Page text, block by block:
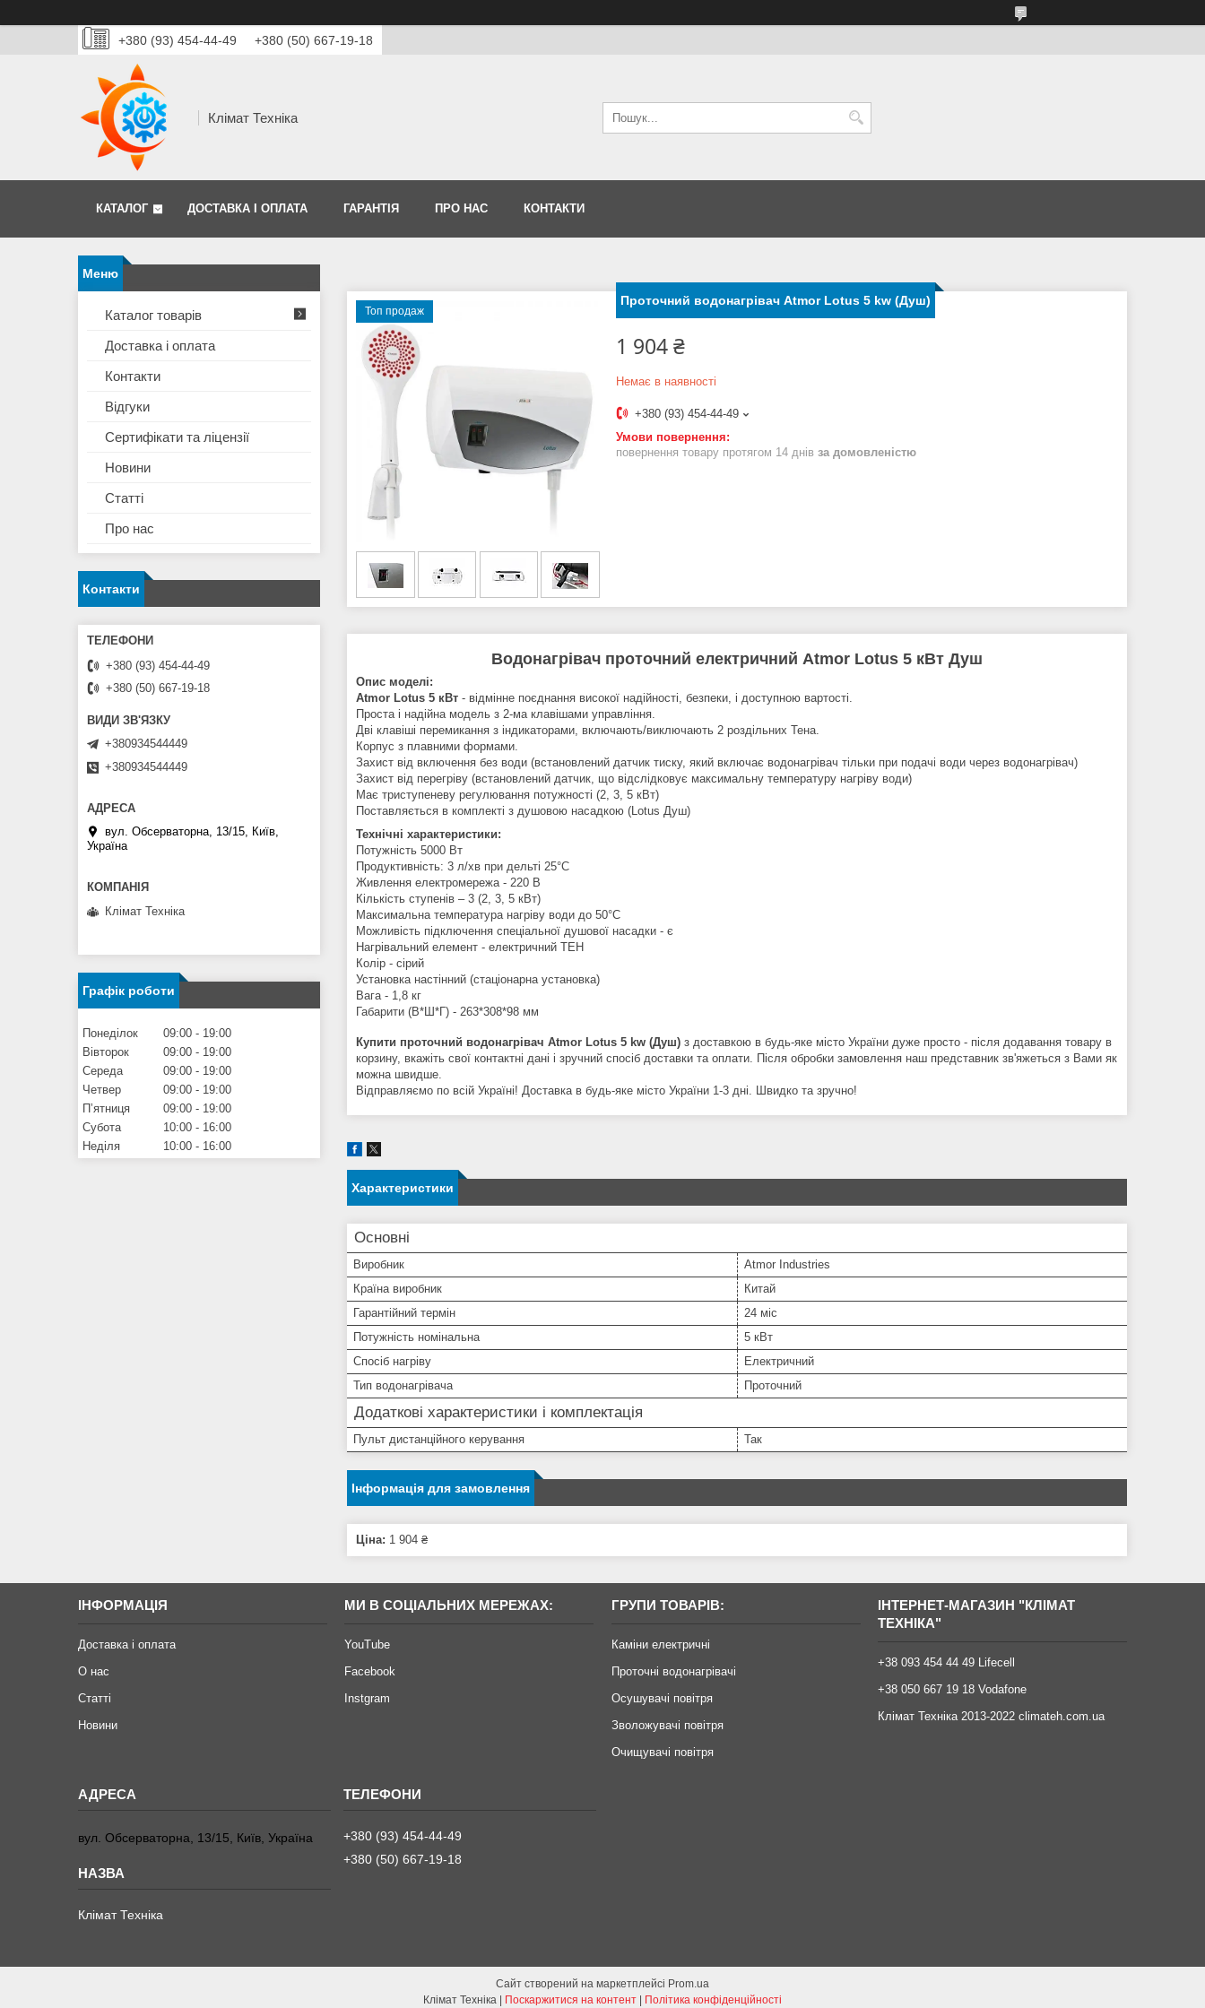
+380 (93) 454-44-49 +380 (50) 667-19-18
Клімат Техніка
КАТАЛОГ ДОСТАВКА І ОПЛАТА ГАРАНТІЯ ПРО НАС КОНТАКТИ
Топ продаж
Проточний водонагрівач Atmor Lotus 5 kw (Душ)
1 904 ₴
Немає в наявності
+380 (93) 454-44-49
повернення товару протягом 14 днів за домовленістю
Водонагрівач проточний електричний Atmor Lotus 5 кВт Душ
Опис моделі:
Atmor Lotus 5 кВт - відмінне поєднання високої надійності, безпеки, і доступною вартості.
Проста і надійна модель з 2-ма клавішами управління.
Дві клавіші перемикання з індикаторами, включають/виключають 2 роздільних Тена.
Корпус з плавними формами.
Захист від включення без води (встановлений датчик тиску, який включає водонагрівач тільки при подачі води через водонагрівач)
Захист від перегріву (встановлений датчик, що відслідковує максимальну температуру нагріву води)
Має триступеневу регулювання потужності (2, 3, 5 кВт)
Поставляється в комплекті з душовою насадкою (Lotus Душ)
Технічні характеристики:
Потужність 5000 Вт
Продуктивність: 3 л/хв при дельті 25°С
Живлення електромережа - 220 В
Кількість ступенів – 3 (2, 3, 5 кВт)
Максимальна температура нагріву води до 50°С
Можливість підключення спеціальної душової насадки - є
Нагрівальний елемент - електричний ТЕН
Колір - сірий
Установка настінний (стаціонарна установка)
Вага - 1,8 кг
Габарити (В*Ш*Г) - 263*308*98 мм
Купити проточний водонагрівач Atmor Lotus 5 kw (Душ) з доставкою в будь-яке місто України дуже просто - після додавання товару в
корзину, вкажіть свої контактні дані і зручний спосіб доставки та оплати. Після обробки замовлення наш представник зв'яжеться з Вами як
можна швидше.
Відправляємо по всій Україні! Доставка в будь-яке місто України 1-3 дні. Швидко та зручно!
Характеристики
Основні
Виробник
Atmor Industries
Країна виробник
Китай
Гарантійний термін
24 міс
Потужність номінальна
5 кВт
Спосіб нагріву
Електричний
Тип водонагрівача
Проточний
Додаткові характеристики і комплектація
Пульт дистанційного керування Так
Інформація для замовлення
Ціна: 1 904 ₴
Каталог товарів
Доставка і оплата
Контакти
Відгуки
Сертифікати та ліцензії
Новини
Статті
Про нас
Контакти
+380 (93) 454-44-49
+380 (50) 667-19-18
+380934544449
+380934544449
вул. Обсерваторна, 13/15, Київ,
Україна
Клімат Техніка
Графік роботи
Понеділок 09:00
19:00
Вівторок
09:00
19:00
Середа
09:00
19:00
Четвер
09:00
19:00
Пʼятниця
09:00
19:00
Субота
10:00
16:00
Неділя
10:00 16:00
ІНФОРМАЦІЯ
Доставка і оплата
О нас
Статті
Новини
МИ В СОЦІАЛЬНИХ МЕРЕЖАХ:
YouTube
Facebook
Instgram
ГРУПИ ТОВАРІВ:
Каміни електричні
Проточні водонагрівачі
Осушувачі повітря
Зволожувачі повітря
Очищувачі повітря
ІНТЕРНЕТ-МАГАЗИН "КЛІМАТ
ТЕХНІКА"
+38 093 454 44 49 Lifecell
+38 050 667 19 18 Vodafone
Клімат Техніка 2013-2022 climateh.com.ua
вул. Обсерваторна, 13/15, Київ, Україна
Клімат Техніка
+380 (93) 454-44-49
+380 (50) 667-19-18
Сайт створений на маркетплейсі Prom.ua
Клімат Техніка | Поскаржитися на контент | Політика конфіденційності